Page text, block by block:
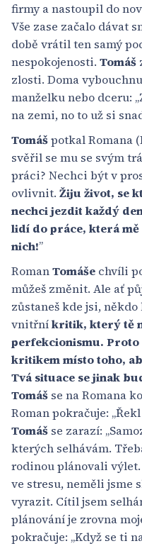
firmy a nastoupil do
Vše zase začalo dávat
době vrátil ten samý
nespokojenosti. Tomáš
zlosti. Doma
manželku nebo dceru:
na zemi, no to už si
Tomášpotkal Romana
svěřil se mu se svým
práci? Nechci být v
ovlivnit. Žiju život, se
nechci jezdit každý
lidí do práce, která mě
nich!”
RomanTomáše chvíli
můžeš změnit. Ale ať
zůstaneš kde jsi,
vnitřníkritik, který tě
perfekcionismu. Proto
kritikem místo toho,
Tvá situace se jinak
Tomáš se na Romana
Roman pokračuje:
Tomáš se zarazí:
kterých selhávám.
rodinou plánovali
ve stresu, neměli jsme
vyrazit. Cítil jsem
plánování je zrovna
pokračuje: „Když se ti